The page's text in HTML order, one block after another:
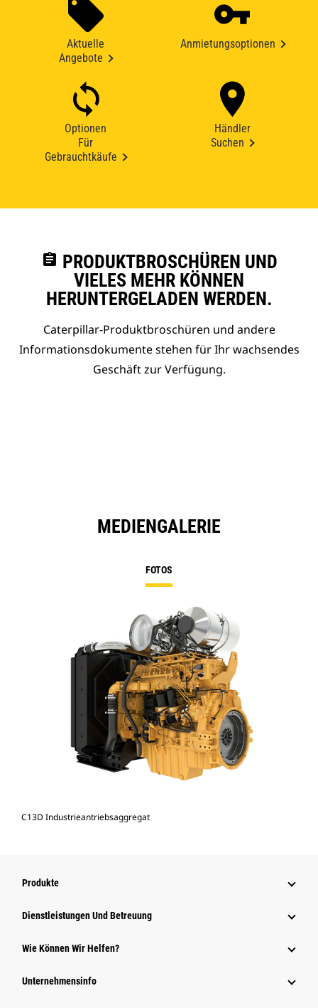
Aktuelle
Angebote
Anmietungsoptionen
Optionen
Für
Gebrauchtkäufe
Händler
Suchen
assignment PRODUKTBROSCHÜREN UND
VIELES MEHR KÖNNEN
HERUNTERGELADEN WERDEN.
Caterpillar-Produktbroschüren und andere
Informationsdokumente stehen für Ihr wachsendes
Geschäft zur Verfügung.
MEDIENGALERIE
FOTOS
C13D Industrieantriebsaggregat
Produkte
Dienstleistungen Und Betreuung
Wie Können Wir Helfen?
Unternehmensinfo